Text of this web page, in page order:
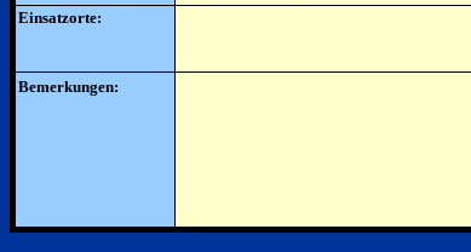
Einsatzorte:
Bemerkungen: